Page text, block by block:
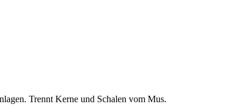
Trennt Kerne und Schalen vom Mus.